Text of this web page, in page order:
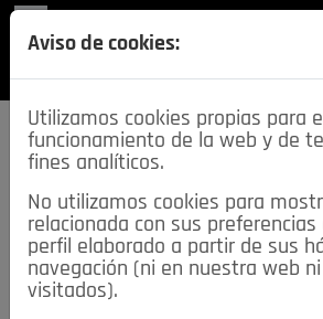
SECCIONES
descarga
REVISTA
Aviso de cookies:
Utilizamos cookies propias para
funcionamiento de la web y de
fines analíticos.
No utilizamos cookies para
relacionada con sus preferencias
perfil elaborado a partir de sus
navegación (ni en nuestra web
visitados).